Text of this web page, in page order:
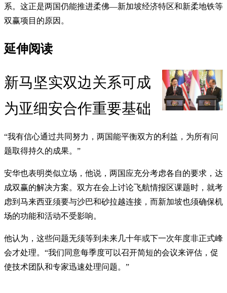
系。这正是两国仍能推进柔佛—新加坡经济特区和新柔地铁等
双赢项目的原因。
延伸阅读
新马坚实双边关系可成
为亚细安合作重要基础
“我有信心通过共同努力，两国能平衡双方的利益，为所有问
题取得持久的成果。”
安华也表明类似立场，他说，两国应充分考虑各自的要求，达
成双赢的解决方案。双方在会上讨论飞航情报区课题时，就考
虑到马来西亚须要与沙巴和砂拉越连接，而新加坡也须确保机
场的功能和活动不受影响。
他认为，这些问题无须等到未来几十年或下一次年度非正式峰
会才处理。“我们同意每季度可以召开简短的会议来评估，促
使技术团队和专家迅速处理问题。”